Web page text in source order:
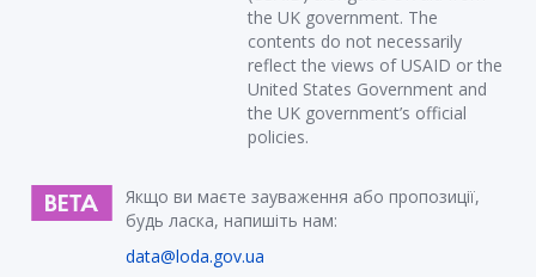
the UK government. The
contents do not necessarily
reflect the views of USAID or the
United States Government and
the UK government’s official
policies.
Якщо ви маєте зауваження або пропозиції,
будь ласка, напишіть нам:
data@loda.gov.ua